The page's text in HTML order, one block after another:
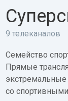
9 телеканалов
Семейство
Прямые
со